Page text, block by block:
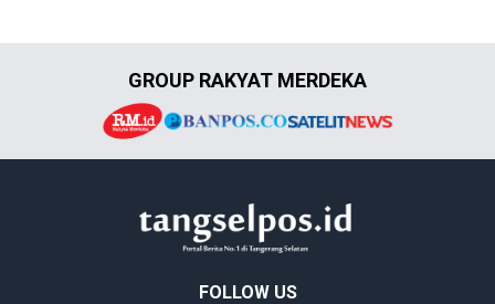
GROUP RAKYAT MERDEKA
FOLLOW US